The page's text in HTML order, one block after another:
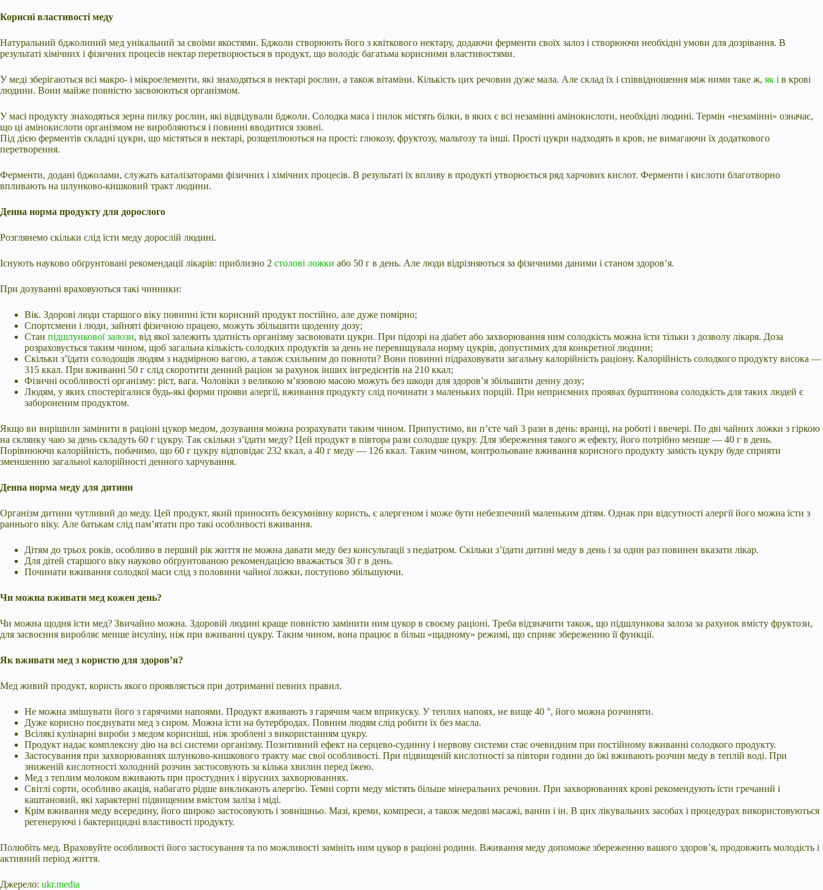
Корисні властивості меду
Натуральний бджолиний мед унікальний за своїми якостями. Бджоли створюють його з квіткового нектару, додаючи ферменти своїх залоз і створюючи необхідні умови для дозрівання. В
результаті хімічних і фізичних процесів нектар перетворюється в продукт, що володіє багатьма корисними властивостями.
У меді зберігаються всі макро- і мікроелементи, які знаходяться в нектарі рослин, а також вітаміни. Кількість цих речовин дуже мала. Але склад їх і співвідношення між ними таке ж, як і в крові
людини. Вони майже повністю засвоюються організмом.
У масі продукту знаходяться зерна пилку рослин, які відвідували бджоли. Солодка маса і пилок містять білки, в яких є всі незамінні амінокислоти, необхідні людині. Термін «незамінні» означає,
що ці амінокислоти організмом не виробляються і повинні вводитися ззовні.
Під дією ферментів складні цукри, що містяться в нектарі, розщеплюються на прості: глюкозу, фруктозу, мальтозу та інші. Прості цукри надходять в кров, не вимагаючи їх додаткового
перетворення.
Ферменти, додані бджолами, служать каталізаторами фізичних і хімічних процесів. В результаті їх впливу в продукті утворюється ряд харчових кислот. Ферменти і кислоти благотворно
впливають на шлунково-кишковий тракт людини.
Денна норма продукту для дорослого
Розглянемо скільки слід їсти меду дорослій людині.
Існують науково обґрунтовані рекомендації лікарів: приблизно 2 столові ложки або 50 г в день. Але люди відрізняються за фізичними даними і станом здоров’я.
При дозуванні враховуються такі чинники:
Вік. Здорові люди старшого віку повинні їсти корисний продукт постійно, але дуже помірно;
Спортсмени і люди, зайняті фізичною працею, можуть збільшити щоденну дозу;
Стан підшлункової залози, від якої залежить здатність організму засвоювати цукри. При підозрі на діабет або захворювання ним солодкість можна їсти тільки з дозволу лікаря. Доза
розраховується таким чином, щоб загальна кількість солодких продуктів за день не перевищувала норму цукрів, допустимих для конкретної людини;
Скільки з’їдати солодощів людям з надмірною вагою, а також схильним до повноти? Вони повинні підраховувати загальну калорійність раціону. Калорійність солодкого продукту висока —
315 ккал. При вживанні 50 г слід скоротити денний раціон за рахунок інших інгредієнтів на 210 ккал;
Фізичні особливості організму: ріст, вага. Чоловіки з великою м’язовою масою можуть без шкоди для здоров’я збільшити денну дозу;
Людям, у яких спостерігалися будь-які форми прояви алергії, вживання продукту слід починати з маленьких порцій. При неприємних проявах бурштинова солодкість для таких людей є
забороненим продуктом.
Якщо ви вирішили замінити в раціоні цукор медом, дозування можна розрахувати таким чином. Припустимо, ви п’єте чай 3 рази в день: вранці, на роботі і ввечері. По дві чайних ложки з гіркою
на склянку чаю за день складуть 60 г цукру. Так скільки з’їдати меду? Цей продукт в півтора рази солодше цукру. Для збереження такого ж ефекту, його потрібно менше — 40 г в день.
Порівнюючи калорійність, побачимо, що 60 г цукру відповідає 232 ккал, а 40 г меду — 126 ккал. Таким чином, контрольоване вживання корисного продукту замість цукру буде сприяти
зменшенню загальної калорійності денного харчування.
Денна норма меду для дитини
Організм дитини чутливий до меду. Цей продукт, який приносить безсумнівну користь, є алергеном і може бути небезпечний маленьким дітям. Однак при відсутності алергії його можна їсти з
раннього віку. Але батькам слід пам’ятати про такі особливості вживання.
Дітям до трьох років, особливо в перший рік життя не можна давати меду без консультації з педіатром. Скільки з’їдати дитині меду в день і за один раз повинен вказати лікар.
Для дітей старшого віку науково обґрунтованою рекомендацією вважається 30 г в день.
Починати вживання солодкої маси слід з половини чайної ложки, поступово збільшуючи.
Чи можна вживати мед кожен день?
Чи можна щодня їсти мед? Звичайно можна. Здоровій людині краще повністю замінити ним цукор в своєму раціоні. Треба відзначити також, що підшлункова залоза за рахунок вмісту фруктози,
для засвоєння виробляє менше інсуліну, ніж при вживанні цукру. Таким чином, вона працює в більш «щадному» режимі, що сприяє збереженню її функції.
Як вживати мед з користю для здоров’я?
Мед живий продукт, користь якого проявляється при дотриманні певних правил.
Не можна змішувати його з гарячими напоями. Продукт вживають з гарячим чаєм вприкуску. У теплих напоях, не вище 40 °, його можна розчиняти.
Дуже корисно поєднувати мед з сиром. Можна їсти на бутербродах. Повним людям слід робити їх без масла.
Всілякі кулінарні вироби з медом корисніші, ніж зроблені з використанням цукру.
Продукт надає комплексну дію на всі системи організму. Позитивний ефект на серцево-судинну і нервову системи стає очевидним при постійному вживанні солодкого продукту.
Застосування при захворюваннях шлунково-кишкового тракту має свої особливості. При підвищеній кислотності за півтори години до їжі вживають розчин меду в теплій воді. При
зниженій кислотності холодний розчин застосовують за кілька хвилин перед їжею.
Мед з теплим молоком вживають при простудних і вірусних захворюваннях.
Світлі сорти, особливо акація, набагато рідше викликають алергію. Темні сорти меду містять більше мінеральних речовин. При захворюваннях крові рекомендують їсти гречаний і
каштановий, які характерні підвищеним вмістом заліза і міді.
Крім вживання меду всередину, його широко застосовують і зовнішньо. Мазі, креми, компреси, а також медові масажі, ванни і ін. В цих лікувальних засобах і процедурах використовуються
регенеруючі і бактерицидні властивості продукту.
Полюбіть мед. Враховуйте особливості його застосування та по можливості замініть ним цукор в раціоні родини. Вживання меду допоможе збереженню вашого здоров’я, продовжить молодість і
активний період життя.
Джерело: ukr.media